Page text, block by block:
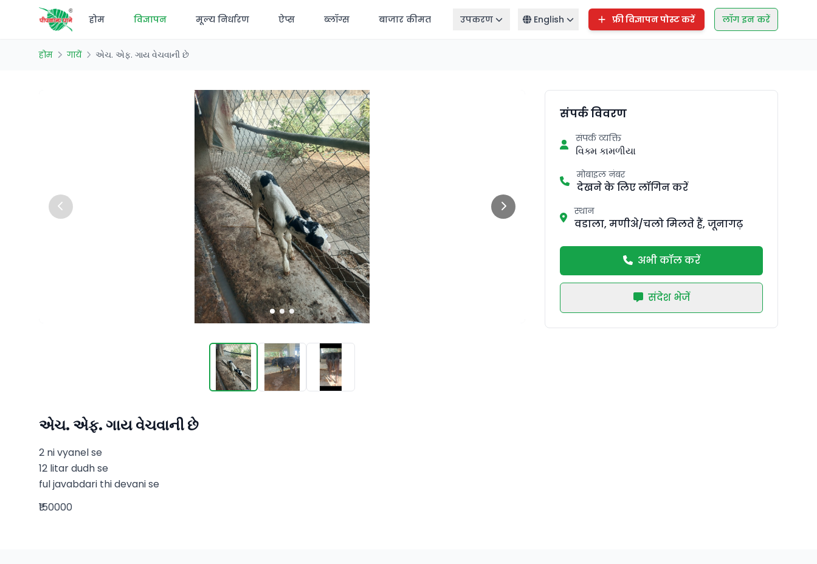
होम विज्ञापन मूल्य निर्धारण ऐप्स ब्लॉग्स बाजार कीमत उपकरण English फ्री विज्ञापन पोस्ट करें लॉग इन करें
होम गायें એચ. એફ. ગાય વેચવાની છે
એચ. એફ. ગાય વેચવાની છે
2 ni vyanel se
12 litar dudh se
ful javabdari thi devani se
₹150000
संपर्क विवरण
संपर्क व्यक्ति
વિક્મ કામળીયા
मोबाइल नंबर
देखने के लिए लॉगिन करें
स्थान
वडाला, मणीअे/चलो मिलते हैं, जूनागढ़
अभी कॉल करें
संदेश भेजें